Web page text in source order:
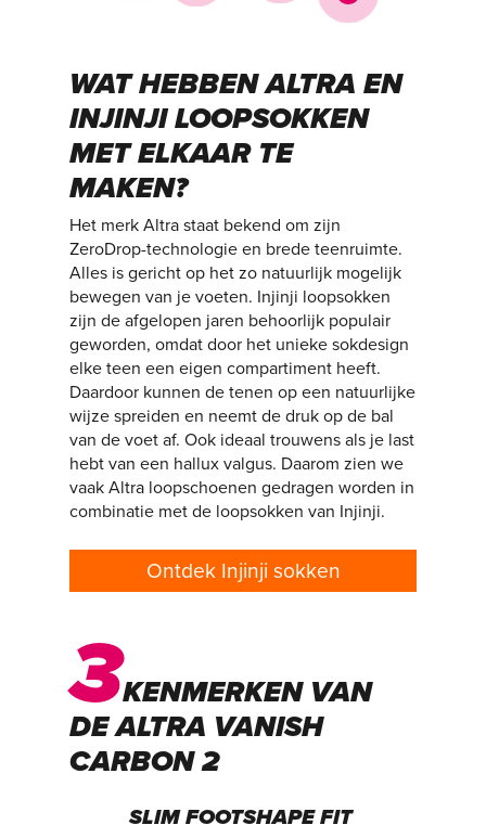
WAT HEBBEN ALTRA EN
INJINJI LOOPSOKKEN
MET ELKAAR TE
MAKEN?
Het merk Altra staat bekend om zijn
ZeroDrop-technologie en brede teenruimte.
Alles is gericht op het zo natuurlijk mogelijk
bewegen van je voeten. Injinji loopsokken
zijn de afgelopen jaren behoorlijk populair
geworden, omdat door het unieke sokdesign
elke teen een eigen compartiment heeft.
Daardoor kunnen de tenen op een natuurlijke
wijze spreiden en neemt de druk op de bal
van de voet af. Ook ideaal trouwens als je last
hebt van een hallux valgus. Daarom zien we
vaak Altra loopschoenen gedragen worden in
combinatie met de loopsokken van Injinji.
Ontdek Injinji sokken
3KENMERKEN VAN
DE ALTRA VANISH
CARBON 2
SLIM FOOTSHAPE FIT